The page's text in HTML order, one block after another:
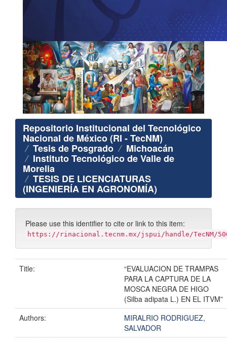
Repositorio Institucional del Tecnológico
Nacional de México (RI - TecNM)
Tesis de Posgrado Michoacán
Instituto Tecnológico de Valle de
Morelia
TESIS DE LICENCIATURAS
(INGENIERÍA EN AGRONOMÍA)
Please use this identifier to cite or link to this item:
https://rinacional.tecnm.mx/jspui/handle/TecNM/
Title:
“EVALUACION DE TRAMPAS
PARA LA CAPTURA DE LA
MOSCA NEGRA DE HIGO
(Silba adipata L.) EN EL ITVM”
Authors:
MIRALRIO RODRIGUEZ,
SALVADOR